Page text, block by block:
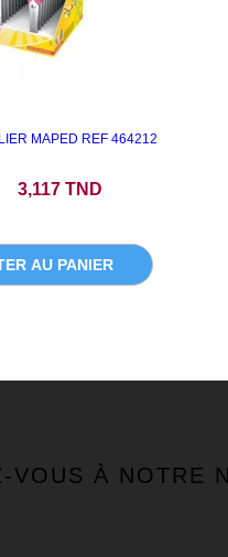
MAPED REF 464212
3,117 TND
AU PANIER
VOUS À NOTRE